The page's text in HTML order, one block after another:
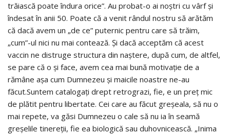
trăiască poate îndura orice”. Au probat-o ai noștri cu vârf și
îndesat în anii 50. Poate că a venit rândul nostru să arătăm
că dacă avem un „de ce” puternic pentru care să trăim,
„cum”-ul nici nu mai contează. Și dacă acceptăm că acest
vaccin ne distruge structura din naștere, după cum, de altfel,
se pare că o și face, avem cea mai bună motivație de a
rămâne așa cum Dumnezeu și maicile noastre ne-au
făcut.Suntem catalogați drept retrograzi, fie, e un preț mic
de plătit pentru libertate. Cei care au făcut greșeala, să nu o
mai repete, va găsi Dumnezeu o cale să nu ia în seamă
greșelile tinereții, fie ea biologică sau duhovnicească. „Inima